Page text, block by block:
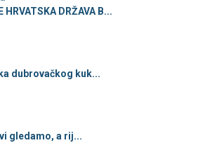
HRVATSKA DRŽAVA B...
dubrovačkog kuk...
gledamo, a rij...